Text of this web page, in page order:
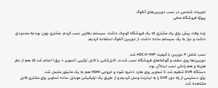
تجربیات شخصی در نصب دوربین‌های آنالوگ
پروژه فروشگاه محلی
چند وقت پیش برای یک مشتری که یک فروشگاه کوچک داشت، سیستم نظارتی نصب کردم. مشتری چون بودجه محدودی
داشت و نیاز به یک سیستم ساده داشت، از دوربین آنالوگ استفاده کردیم.
نصب شامل 4 دوربین با کیفیت HDCVI 2MP شد.
دوربین‌ها روی سقف و گوشه‌های فروشگاه نصب شدند. کابل‌کشی با کابل ترکیبی (تصویر + برق) انجام شد که هم از نظر
هزینه و هم راحتی نصب ایده‌آل بود.
دستگاه DVR تنظیم شد تا تصاویر روی هارد ذخیره شود و خروجی HDMI هم به یک مانیتور متصل شد.
برای دسترسی از راه دور، DVR را به اینترنت وصل کردیم و از طریق یک اپلیکیشن موبایل ساده تصاویر برای مشتری قابل
مشاهده شد.